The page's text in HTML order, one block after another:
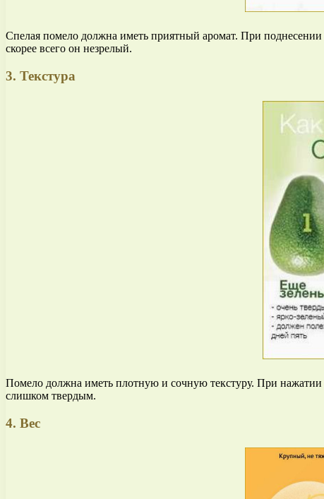
Спелая помело должна иметь приятный аромат. При
скорее всего он незрелый.
3. Текстура
Помело должна иметь плотную и сочную текстуру. При
слишком твердым.
4. Вес